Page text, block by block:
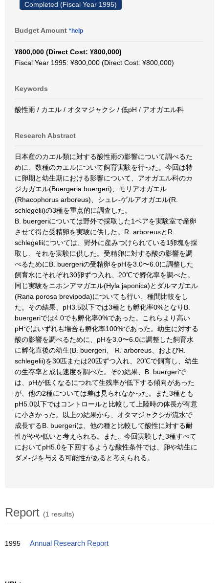
Completed (Fiscal Year 1995)
Budget Amount *help
¥800,000 (Direct Cost: ¥800,000)
Fiscal Year 1995: ¥800,000 (Direct Cost: ¥800,000)
Keywords
酸性雨 / カエル / オタマジャクシ / 低pH / アオガエル科
Research Abstract
日本産のカエル類に対する酸性雨の影響について調べるた
めに、数種のカエルについて飼育実験を行った。今回は特
に卵期と幼生期における影響について、アオガエル科のカ
ジカガエル(Buergeria buergeri)、モリアオガエル
(Rhacophorus arboreus)、シュレ-ゲルアオガエル(R.
schlegelii)の3種を重点的に調査した。
B. buergeriについては野外で採取した1ペアを実験室で産卵
させて得た受精卵を実験に供した。R. arboreusとR.
schlegeliiについては、野外に産みつけられている1卵塊を採
取し、それを実験に供した。受精卵に対する酸の影響を調
べるためにB. buergeriの受精卵をpHを3.0〜6.0に調整した
飼育水にそれぞれ30卵ずつ入れ、20℃で孵化率を調べた。
同じ実験をニホンアマガエル(Hyla japonica)とダルマガエル
(Rana porosa brevipoda)についても行い、種間比較をし
た。その結果、pH3.5以下では3種とも孵化率0%となりB.
buergeriでは4.0でも孵化率0%であった。これらより高い
pHではいずれも場合も孵化率100%であった。幼生に対する
酸の影響を調べるために、pHを3.0〜6.0に調整した飼育水
に孵化直後の幼生(B. buergeri、 R. arboreus、およびR.
schlegelii)を30匹または20匹ずつ入れ、20℃で飼育し、幼生
の生存率と成長速度を調べた。その結果、B. buergeriで
は、pHが低くなるにつれて生残率が低下する傾向があった
が、他の2種については差は見られなかった。また3種とも
pH5.0以下ではコントロールと比較して上陸時の体長が有意
に小さかった。以上の結果から、オタマジャクシが流水で
成長するB. buergeriは、他の種と比較して酸性に対する耐
性がやや低いと考えられる。また、今回実験した3種すべて
においてpH5.0を下回するような酸性条件では、卵や幼生に
ダメ-ジを与える可能性があると考えられる。
Report (1 results)
1995 Annual Research Report